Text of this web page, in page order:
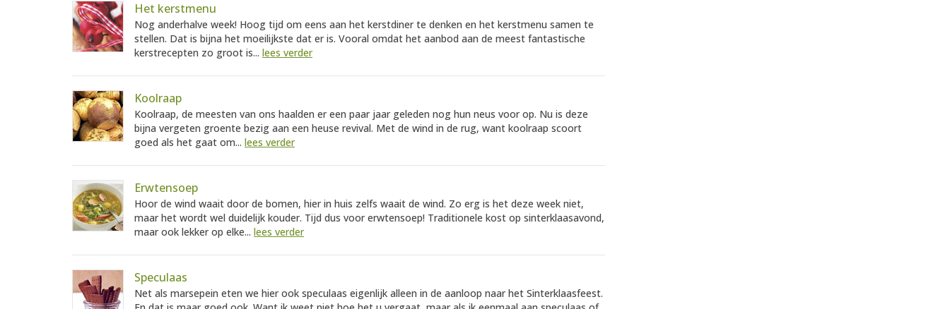
Het kerstmenu
Nog anderhalve week! Hoog tijd om eens aan het kerstdiner te denken en het kerstmenu samen te
stellen. Dat is bijna het moeilijkste dat er is. Vooral omdat het aanbod aan de meest fantastische
kerstrecepten zo groot is... lees verder
Koolraap
Koolraap, de meesten van ons haalden er een paar jaar geleden nog hun neus voor op. Nu is deze
bijna vergeten groente bezig aan een heuse revival. Met de wind in de rug, want koolraap scoort
goed als het gaat om... lees verder
Erwtensoep
Hoor de wind waait door de bomen, hier in huis zelfs waait de wind. Zo erg is het deze week niet,
maar het wordt wel duidelijk kouder. Tijd dus voor erwtensoep! Traditionele kost op sinterklaasavond,
maar ook lekker op elke... lees verder
Speculaas
Net als marsepein eten we hier ook speculaas eigenlijk alleen in de aanloop naar het Sinterklaasfeest.